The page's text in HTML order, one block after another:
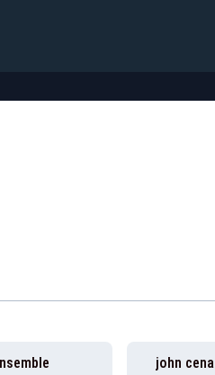
john cena